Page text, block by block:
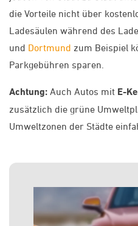
die Vorteile nicht über
Ladesäulen während des
und Dortmund zum Beispiel
Parkgebühren sparen.
Achtung: Auch Autos mit E-
zusätzlich die grüne
Umweltzonen der Städte